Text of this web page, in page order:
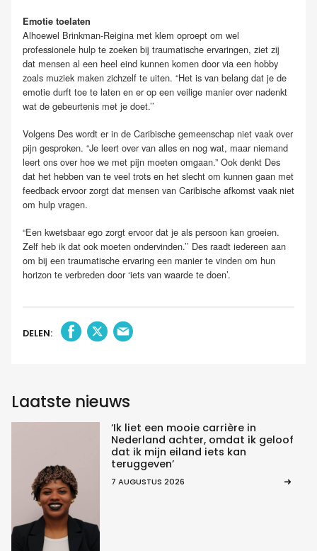
Emotie toelaten
Alhoewel Brinkman-Reigina met klem oproept om wel
professionele hulp te zoeken bij traumatische ervaringen, ziet zij
dat mensen al een heel eind kunnen komen door via een hobby
zoals muziek maken zichzelf te uiten. “Het is van belang dat je de
emotie durft toe te laten en er op een veilige manier over nadenkt
wat de gebeurtenis met je doet.’’
Volgens Des wordt er in de Caribische gemeenschap niet vaak over
pijn gesproken. “Je leert over van alles en nog wat, maar niemand
leert ons over hoe we met pijn moeten omgaan.” Ook denkt Des
dat het hebben van te veel trots en het slecht om kunnen gaan met
feedback ervoor zorgt dat mensen van Caribische afkomst vaak niet
om hulp vragen.
“Een kwetsbaar ego zorgt ervoor dat je als persoon kan groeien.
Zelf heb ik dat ook moeten ondervinden.’’ Des raadt iedereen aan
om bij een traumatische ervaring een manier te vinden om hun
horizon te verbreden door ‘iets van waarde te doen’.
DELEN:
Laatste nieuws
‘Ik liet een mooie carrière in
Nederland achter, omdat ik geloof
dat ik mijn eiland iets kan
teruggeven’
7 AUGUSTUS 2026